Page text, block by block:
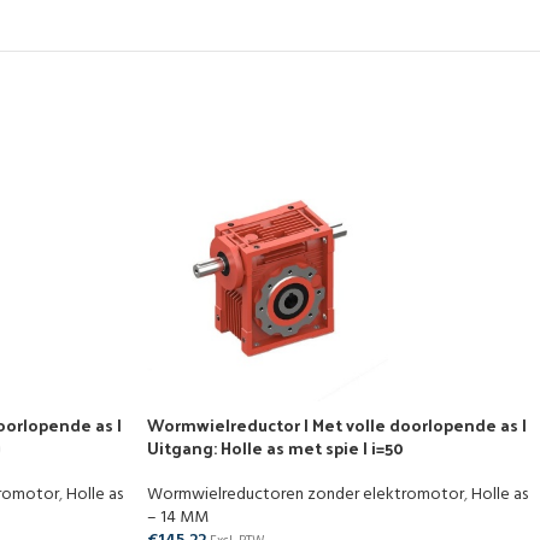
as |
,Holle as
Wormwielreductor | Met volle doorlopende as |
Uitgang: Holle as met spie | i=50
Wormwielreductoren zonder elektromotor,Holle as
– 14 MM